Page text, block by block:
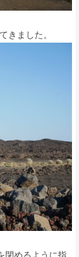
きました。
閉めるように指